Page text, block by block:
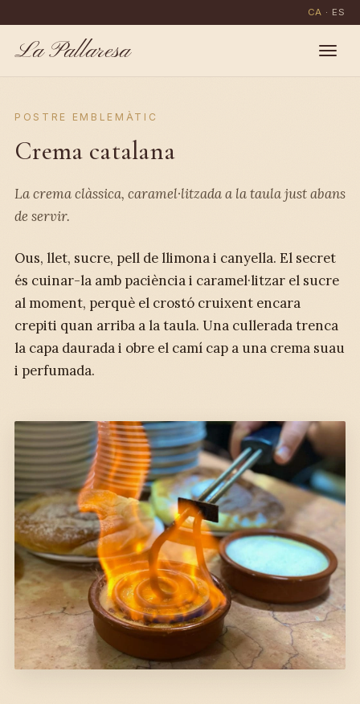
CA · ES
La Pallaresa
POSTRE EMBLEMÀTIC
Crema catalana
La crema clàssica, caramel·litzada a la taula just abans
de servir.
Ous, llet, sucre, pell de llimona i canyella. El secret
és cuinar-la amb paciència i caramel·litzar el sucre
al moment, perquè el crostó cruixent encara
crepiti quan arriba a la taula. Una cullerada trenca
la capa daurada i obre el camí cap a una crema suau
i perfumada.